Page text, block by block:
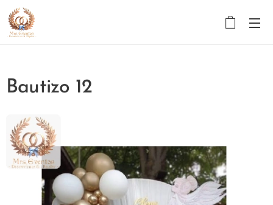
Bautizo 12